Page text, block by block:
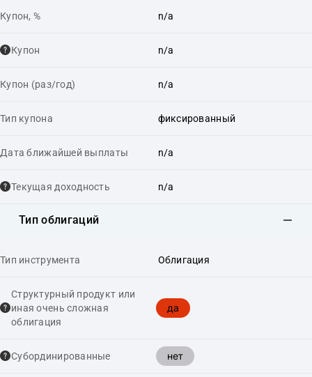
Купон, % n/a
Купон n/a
Купон (раз/год) n/a
Тип купона фиксированный
Дата ближайшей выплаты n/a
Текущая доходность n/a
Тип облигаций
Тип инструмента Облигация
Структурный продукт или
иная очень сложная
облигация
да
Cубординированные нет